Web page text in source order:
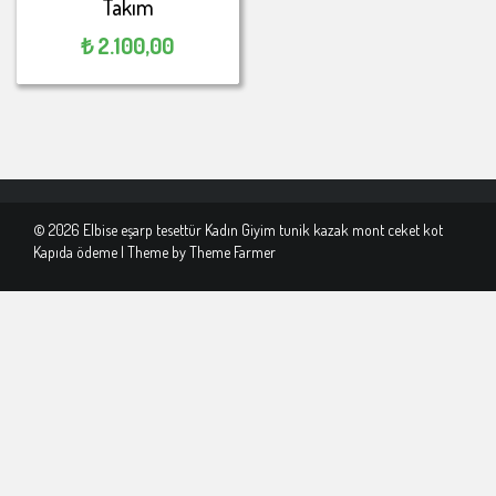
Takım
₺2.100,00
© 2026 Elbise eşarp tesettür Kadın Giyim tunik kazak mont ceket kot
Kapıda ödeme | Theme byTheme Farmer